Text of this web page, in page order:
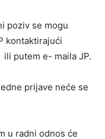
poziv se mogu
kontaktirajući
putem e- maila JP.
prijave neće se
u radni odnos će